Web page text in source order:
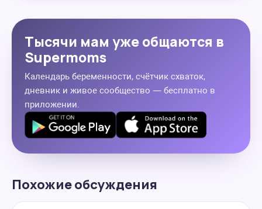
Тысячи мам уже общаются в
Supermoms
Календарь беременности, счётчик схваток,
дневник и живое сообщество — бесплатно в
приложении.
Похожие обсуждения